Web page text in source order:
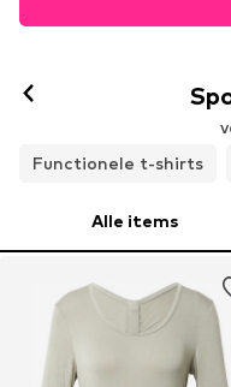
Functionele t-shirts
Alle items